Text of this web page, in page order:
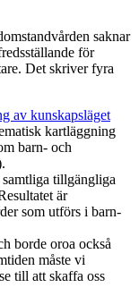
saknar
för
Det skriver fyra
av kunskapsläget
kartläggning
barn- och
tillgängliga
är
som utförs i barn-
borde oroa också
måste vi
till att skaffa oss